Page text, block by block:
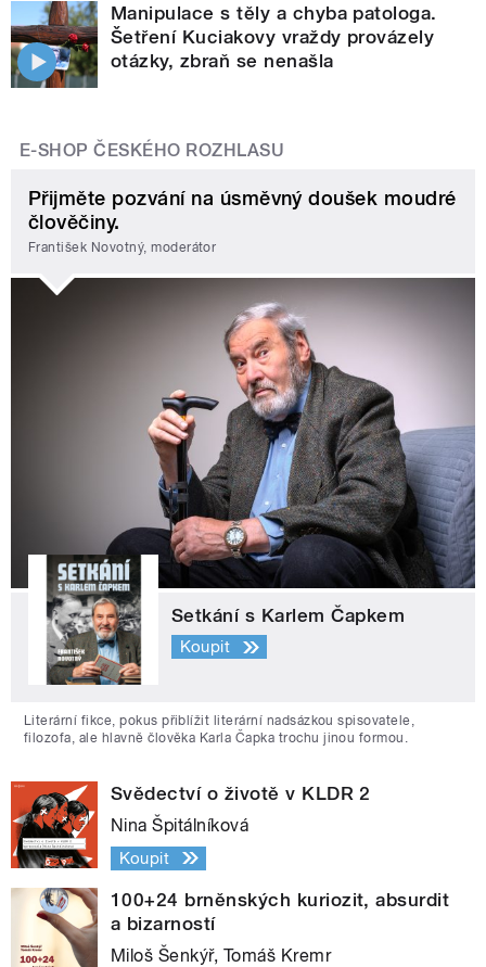
Manipulace s těly a chyba patologa.
Šetření Kuciakovy vraždy provázely
otázky, zbraň se nenašla
E-SHOP ČESKÉHO ROZHLASU
Přijměte pozvání na úsměvný doušek moudré
člověčiny.
František Novotný, moderátor
Setkání s Karlem Čapkem
Koupit
Literární fikce, pokus přiblížit literární nadsázkou spisovatele,
filozofa, ale hlavně člověka Karla Čapka trochu jinou formou.
Svědectví o životě v KLDR 2
Nina Špitálníková
Koupit
100+24 brněnských kuriozit, absurdit
a bizarností
Miloš Šenkýř, Tomáš Kremr